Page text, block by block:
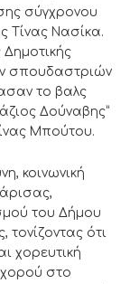
σύγχρονου
Τίνας Νασίκα.
σπουδαστριών
το βαλς
Δούναβης”
Μπούτου.
κοινωνική
του Δήμου
ότι
χορευτική
στο